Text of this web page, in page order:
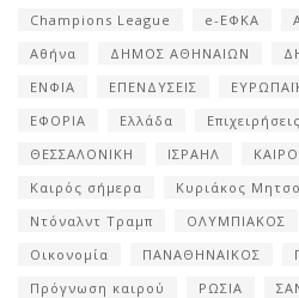
Champions League e-ΕΦΚΑ
Αθήνα
ΔΗΜΟΣ ΑΘΗΝΑΙΩΝ
ΕΝΦΙΑ
ΕΠΕΝΔΥΣΕΙΣ
ΕΦΟΡΙΑ
Ελλάδα Επιχειρήσεις
ΘΕΣΣΑΛΟΝΙΚΗ
ΙΣΡΑΗΛ
Καιρός σήμερα
Κυριάκος
Ντόναλντ Τραμπ
ΟΛΥΜΠΙΑΚΟΣ
Οικονομία
ΠΑΝΑΘΗΝΑΙΚΟΣ
Πρόγνωση καιρού
ΡΩΣΙΑ